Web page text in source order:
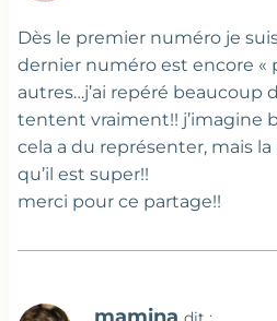
Dès le premier numéro je
dernier numéro est encore «
autres…j’ai repéré beaucoup
tentent vraiment!! j’imagine
cela a du représenter, mais la
qu’il est super!!
merci pour ce partage!!
mamina